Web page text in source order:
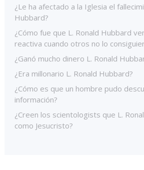
¿Le ha afectado a la Iglesia el
Hubbard?
¿Cómo fue que L. Ronald Hubbard
reactiva cuando otros no lo
¿Ganó mucho dinero L. Ronald
¿Era millonario L. Ronald Hubbard?
¿Cómo es que un hombre pudo
información?
¿Creen los scientologists que L.
como Jesucristo?